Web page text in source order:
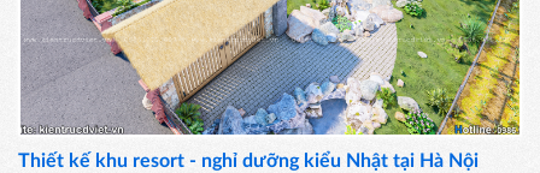
Thiết kế khu resort - nghỉ dưỡng kiểu Nhật tại Hà Nội